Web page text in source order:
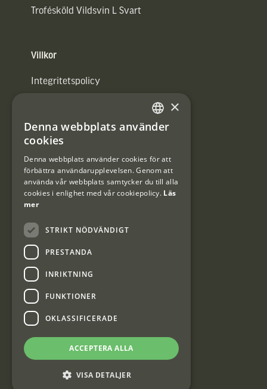
Trofésköld Vildsvin L Svart
Villkor
Integritetspolicy
#Interjaktfamily
Kundklubb
Information om kundklubben.
Interjakt Sweden AB, Årjäng
SWEDISH
×
Denna webbplats använder
cookies
Denna webbplats använder cookies för att
förbättra användarupplevelsen. Genom att
använda vår webbplats samtycker du till alla
cookies i enlighet med vår cookiepolicy. Läs
mer
STRIKT NÖDVÄNDIGT
PRESTANDA
INRIKTNING
FUNKTIONER
OKLASSIFICERADE
ACCEPTERA ALLA
VISA DETALJER